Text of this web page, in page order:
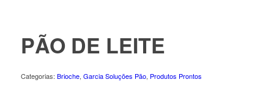
PÃO DE LEITE
Categorias: Brioche, Garcia Soluções Pão, Produtos Prontos